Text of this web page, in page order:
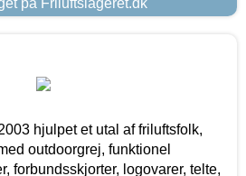
hjulpet et utal af friluftsfolk,
outdoorgrej, funktionel
forbundsskjorter, logovarer, telte,